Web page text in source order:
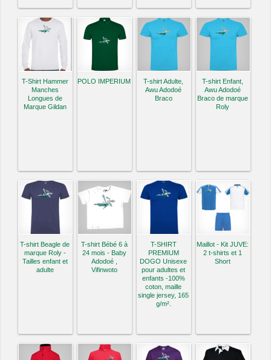
T-Shirt Hammer
Manches
Longues de
Marque Gildan
POLO IMPERIUM
T-shirt Adulte,
Awu Adodoé
Braco
T-shirt Enfant,
Awu Adodoé
Braco de marque
Roly
T-shirt Beagle de
marque Roly -
Tailles enfant et
adulte
T-shirt Bébé 6 à
24 mois - Baby
Adodoé ,
Vifinwoto
T-SHIRT
PREMIUM
DOGO Unisexe
pour adultes et
enfants -100%
coton, maille
single jersey, 165
g/m².
Maillot - Kit JUVE:
2 t-shirts et 1
Short